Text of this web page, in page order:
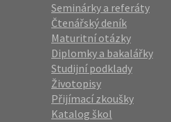
Seminárky a referáty
Čtenářský deník
Maturitní otázky
Diplomky a bakalářky
Studijní podklady
Životopisy
Přijímací zkoušky
Katalog škol